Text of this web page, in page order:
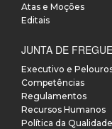
Atas e Moções
Editais
JUNTA DE
Executivo e
Competências
Regulamentos
Recursos Humanos
Política da Qualidade